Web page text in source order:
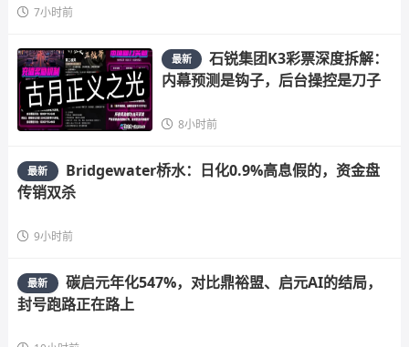
7小时前
最新
石锐集团K3彩票深度拆解：
内幕预测是钩子，后台操控是刀子
8小时前
最新
Bridgewater桥水：日化0.9%高息假的，资金盘
传销双杀
9小时前
最新
碳启元年化547%，对比鼎裕盟、启元AI的结局，
封号跑路正在路上